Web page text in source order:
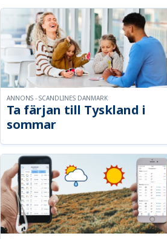
Ta färjan till Tyskland i
sommar
ANNONS - SCANDLINES DANMARK